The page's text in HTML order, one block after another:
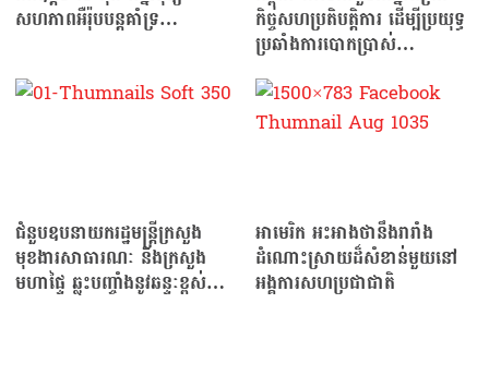
សហភាព​អឺរ៉ុប​បន្ត​គាំទ្រ​… កិច្ចសហប្រតិបត្តិការ ដើម្បីប្រយុទ្ធ
ប្រឆាំងការបោកប្រាស់
តាមអនឡាញ…
ជំនួបឧបនាយករដ្ឋមន្ត្រីក្រសួង
មុខងារសាធារណៈ និងក្រសួង
មហាផ្ទៃ ឆ្លុះបញ្ចាំងនូវឆន្ទៈខ្ពស់ក្នុង
អាមេរិក អះអាងថានឹងរារាំង
ដំណោះស្រាយដ៏សំខាន់មួយនៅ
អង្គការសហប្រជាជាតិ